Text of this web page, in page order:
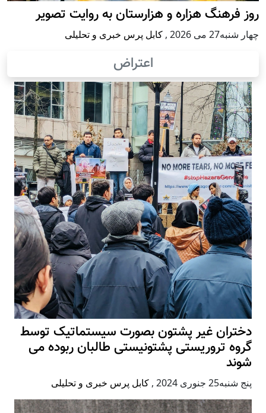
روز فرهنگ هزاره و هزارستان به روایت تصویر
چهار شنبه27 می 2026 , کابل پرس خبری و تحلیلی
اعتراض
دختران غیر پشتون بصورت سیستماتیک توسط
گروه تروریستی پشتونیستی طالبان ربوده می
شوند
پنج شنبه25 جنوری 2024 , کابل پرس خبری و تحلیلی